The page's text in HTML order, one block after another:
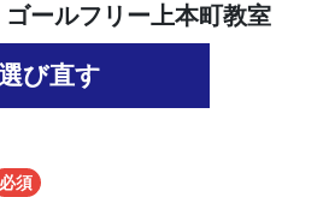
ールフリー上本町教室
び直す
必須